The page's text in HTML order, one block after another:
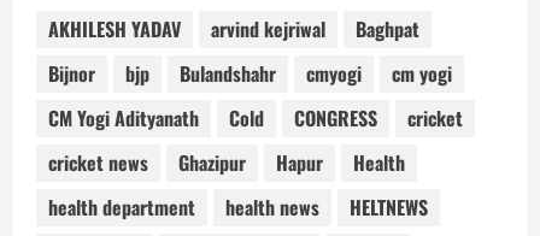
AKHILESH YADAV arvind kejriwal
Baghpat
Bijnor
bjp Bulandshahr cmyogi
cm yogi
CM Yogi Adityanath
Cold CONGRESS
cricket
cricket news
Ghazipur Hapur
Health
health department
health news
HELTNEWS